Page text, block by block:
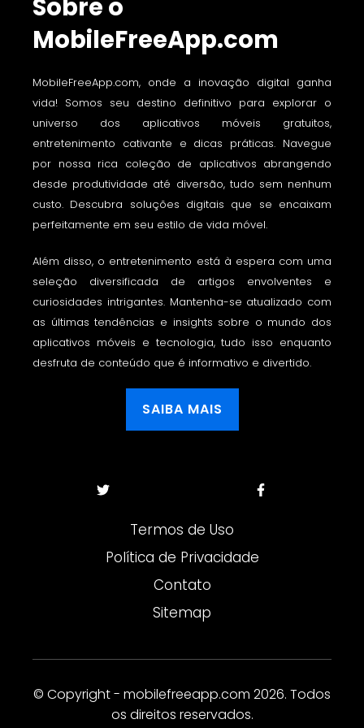
Sobre o
MobileFreeApp.com
MobileFreeApp.com, onde a inovação digital ganha
vida! Somos seu destino definitivo para explorar o
universo dos aplicativos móveis gratuitos,
entretenimento cativante e dicas práticas. Navegue
por nossa rica coleção de aplicativos abrangendo
desde produtividade até diversão, tudo sem nenhum
custo. Descubra soluções digitais que se encaixam
perfeitamente em seu estilo de vida móvel.
Além disso, o entretenimento está à espera com uma
seleção diversificada de artigos envolventes e
curiosidades intrigantes. Mantenha-se atualizado com
as últimas tendências e insights sobre o mundo dos
aplicativos móveis e tecnologia, tudo isso enquanto
desfruta de conteúdo que é informativo e divertido.
SAIBA MAIS
Termos de Uso
Política de Privacidade
Contato
Sitemap
© Copyright - mobilefreeapp.com 2026. Todos
os direitos reservados.